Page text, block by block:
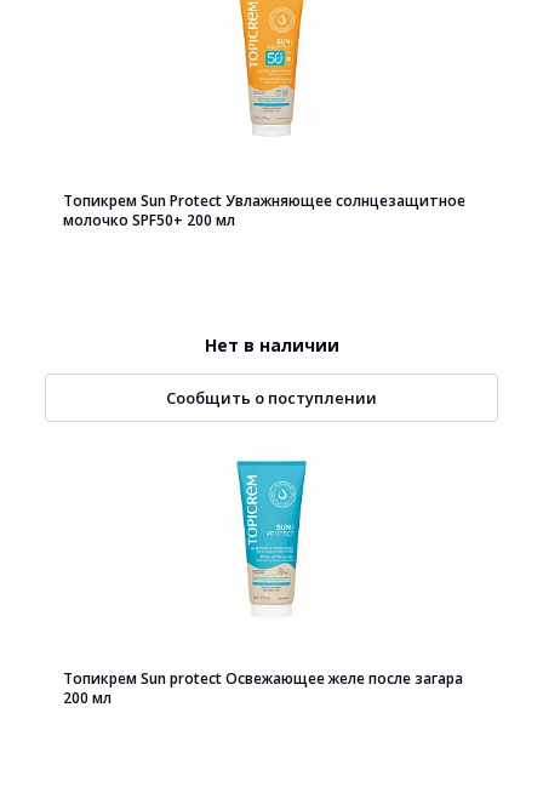
Топикрем Sun Protect Увлажняющее солнцезащитное
молочко SPF50+ 200 мл
Нет в наличии
Сообщить о поступлении
Топикрем Sun protect Освежающее желе после загара
200 мл